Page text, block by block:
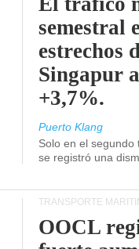
semestral
estrechos
Singapur
+3,7%.
Puerto Klang
Solo en el
se registró una
TRANSPORTE
OOCL